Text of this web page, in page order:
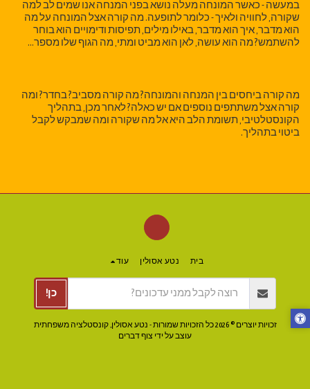
במעשה - כאשר המונחה מעלה נושא בפני המנחה אנו שמים לב למה
שקורה, לחוויה ולאיך - כלומר לתופעה. מה קורה אצל המונחה על מה
הוא מדבר, איך הוא מדבר, באילו מילים, תפיסות ודימויים הוא בוחר
להשתמש? מה הוא עושה, לאן הוא מביט ומתי, מה הגוף שלו מספר...
מה קורה ביחסים בין המנחה והמונחה? מה קורה מסביב? בחדר? ומה
קורה אצל משתתפים נוספים אם יש כאלה? לאחר מכן, בתהליך
הקונסטלטיבי, תשומת הלב היא אל מה שקורה ומה שמבקש לקבל
ביטוי בתהליך.
בית נטע אסולין עוד
כן!
זכויות יוצרים © 2026 כל הזכויות שמורות -
נטע אסולין, קונסטלציה משפחתית
עוצב על ידי צוף דברים